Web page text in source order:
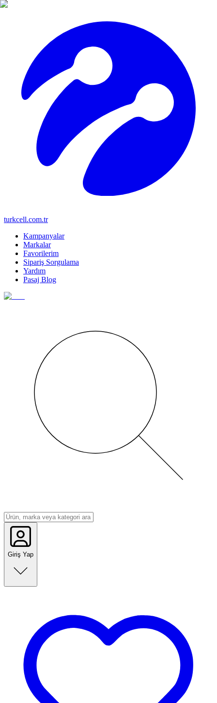
turkcell.com.tr
Kampanyalar
Markalar
Favorilerim
Sipariş Sorgulama
Yardım
Pasaj Blog
Giriş Yap